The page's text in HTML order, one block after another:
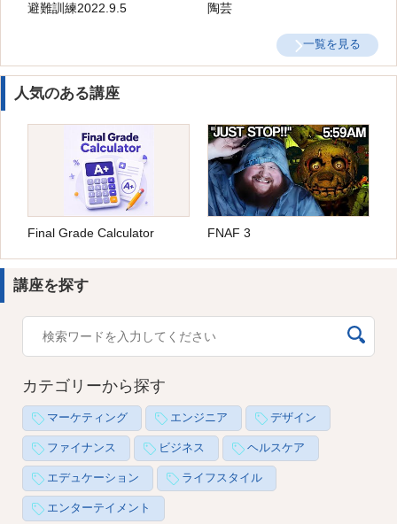
避難訓練2022.9.5 陶芸
一覧を見る
人気のある講座
Final Grade Calculator FNAF 3
講座を探す
カテゴリーから探す
マーケティング エンジニア デザイン
ファイナンス ビジネス ヘルスケア
エデュケーション ライフスタイル
エンターテイメント